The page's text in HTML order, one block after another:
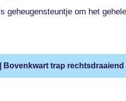
geheugensteuntje om het
Bovenkwart trap rechtsdraaiend